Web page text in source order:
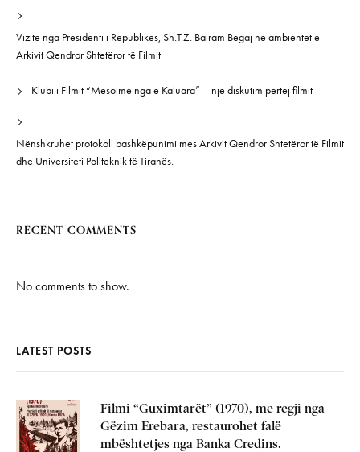
Vizitë nga Presidenti i Republikës, Sh.T.Z. Bajram Begaj në ambientet e
Arkivit Qendror Shtetëror të Filmit
Klubi i Filmit “Mësojmë nga e Kaluara” – një diskutim përtej filmit
Nënshkruhet protokoll bashkëpunimi mes Arkivit Qendror Shtetëror të Filmit
dhe Universiteti Politeknik të Tiranës.
RECENT COMMENTS
No comments to show.
LATEST POSTS
Filmi “Guximtarët” (1970), me regji nga
Gëzim Erebara, restaurohet falë
mbështetjes nga Banka Credins.